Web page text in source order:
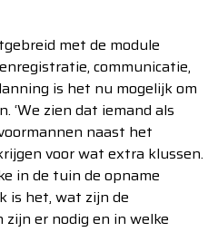
met de module
communicatie,
is het nu mogelijk om
‘We zien dat iemand als
naast het
voor wat extra klussen.
in de tuin de opname
is het, wat zijn de
er nodig en in welke